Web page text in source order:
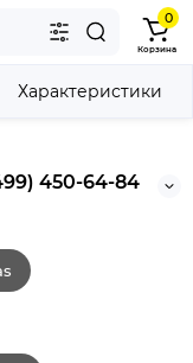
450-64-84
0
Корзина
Характеристики